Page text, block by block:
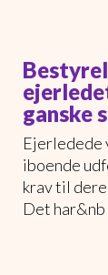
ganske
Ejerledede
iboende
krav til
Det har&nb